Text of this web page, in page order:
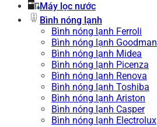
Máy lọc nước
Bình nóng lạnh
Bình nóng lạnh Ferroli
Bình nóng lạnh Goodman
Bình nóng lạnh Midea
Bình nóng lạnh Picenza
Bình nóng lạnh Renova
Bình nóng lạnh Toshiba
Bình nóng lạnh Ariston
Bình nóng lạnh Casper
Bình nóng lạnh Electrolux